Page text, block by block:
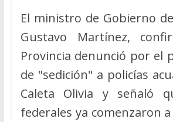
El ministro de Gobierno
Gustavo Martínez,
Provincia denunció por el
de "sedición" a policías
Caleta Olivia y señaló
federales ya comenzaron